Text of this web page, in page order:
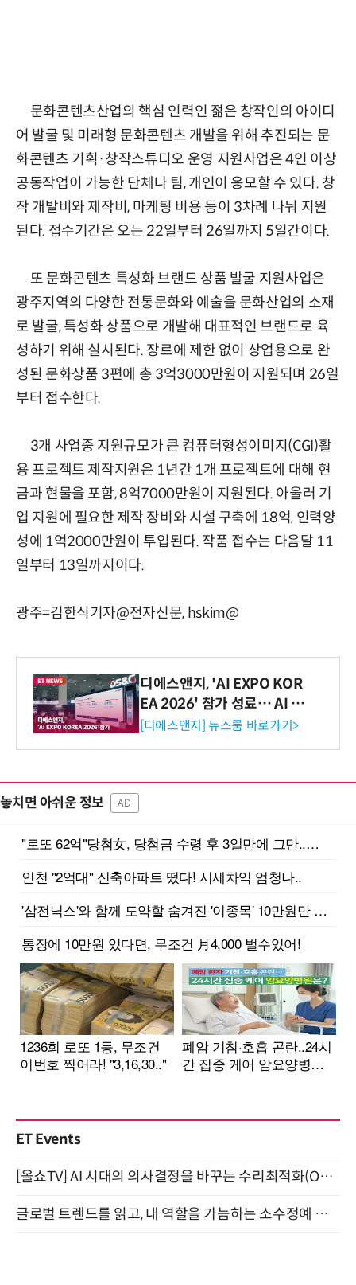
문화콘텐츠산업의 핵심 인력인 젊은 창작인의 아이디
어 발굴 및 미래형 문화콘텐츠 개발을 위해 추진되는 문
화콘텐츠 기획·창작스튜디오 운영 지원사업은 4인 이상
공동작업이 가능한 단체나 팀, 개인이 응모할 수 있다. 창
작 개발비와 제작비, 마케팅 비용 등이 3차례 나눠 지원
된다. 접수기간은 오는 22일부터 26일까지 5일간이다.
또 문화콘텐츠 특성화 브랜드 상품 발굴 지원사업은
광주지역의 다양한 전통문화와 예술을 문화산업의 소재
로 발굴, 특성화 상품으로 개발해 대표적인 브랜드로 육
성하기 위해 실시된다. 장르에 제한 없이 상업용으로 완
성된 문화상품 3편에 총 3억3000만원이 지원되며 26일
부터 접수한다.
3개 사업중 지원규모가 큰 컴퓨터형성이미지(CGI)활
용 프로젝트 제작지원은 1년간 1개 프로젝트에 대해 현
금과 현물을 포함, 8억7000만원이 지원된다. 아울러 기
업 지원에 필요한 제작 장비와 시설 구축에 18억, 인력양
성에 1억2000만원이 투입된다. 작품 접수는 다음달 11
일부터 13일까지이다.
광주=김한식기자@전자신문, hskim@
디에스앤지, 'AI EXPO KOR
EA 2026' 참가 성료… AI 전
생애주기 아우르는 통합 솔루
[디에스앤지] 뉴스룸 바로가기>
놓치면 아쉬운 정보 AD
ET Events
[올쇼TV] AI 시대의 의사결정을 바꾸는 수리최적화(Optimization) 소개 (8/20 생방송)
글로벌 트렌드를 읽고, 내 역할을 가늠하는 소수정예 실습 워크숍 (8/28)